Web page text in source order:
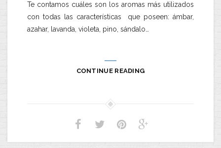
Te contamos cuáles son los aromas más utilizados
con todas las características que poseen: ámbar,
azahar, lavanda, violeta, pino, sándalo…
CONTINUE READING